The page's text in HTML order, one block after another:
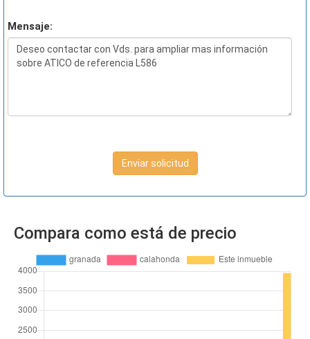
Mensaje:
Enviar solicitud
Compara como está de precio